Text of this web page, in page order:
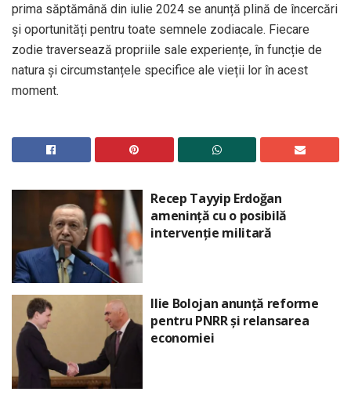
prima săptămână din iulie 2024 se anunță plină de încercări
și oportunități pentru toate semnele zodiacale. Fiecare
zodie traversează propriile sale experiențe, în funcție de
natura și circumstanțele specifice ale vieții lor în acest
moment.
Recep Tayyip Erdoğan
amenință cu o posibilă
intervenție militară
Ilie Bolojan anunță reforme
pentru PNRR și relansarea
economiei